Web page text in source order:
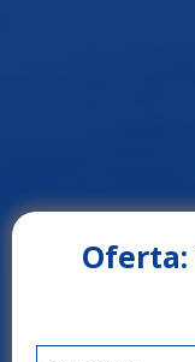
Oferta: